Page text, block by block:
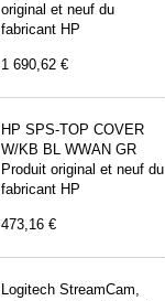
original et neuf du
fabricant HP
1 690,62 €
HP SPS-TOP COVER
W/KB BL WWAN GR
Produit original et neuf du
fabricant HP
473,16 €
Logitech StreamCam,